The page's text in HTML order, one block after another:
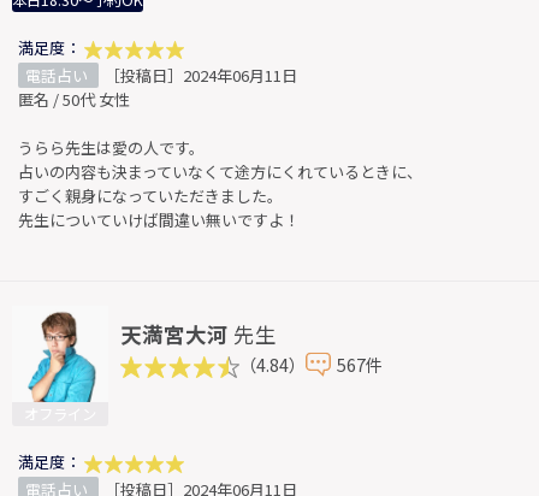
満足度：
電話占い
［投稿日］2024年06月11日
匿名 / 50代 女性
うらら先生は愛の人です。
占いの内容も決まっていなくて途方にくれているときに、
すごく親身になっていただきました。
先生についていけば間違い無いですよ！
天満宮大河 先生
（4.84） 567件
満足度：
電話占い
［投稿日］2024年06月11日